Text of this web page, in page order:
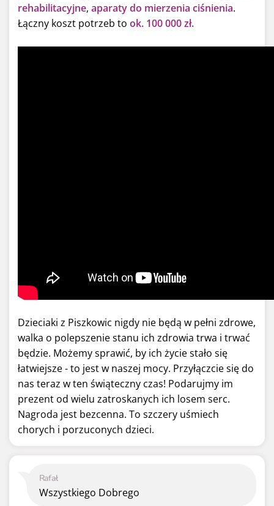
rehabilitacyjne, aparaty do mierzenia ciśnienia.
Łączny koszt potrzeb to ok. 100 000 zł.
Dzieciaki z Piszkowic nigdy nie będą w pełni zdrowe,
walka o polepszenie stanu ich zdrowia trwa i trwać
będzie. Możemy sprawić, by ich życie stało się
łatwiejsze - to jest w naszej mocy. Przyłączcie się do
nas teraz w ten świąteczny czas! Podarujmy im
prezent od wielu zatroskanych ich losem serc.
Nagroda jest bezcenna. To szczery uśmiech
chorych i porzuconych dzieci.
Rafał
Wszystkiego Dobrego